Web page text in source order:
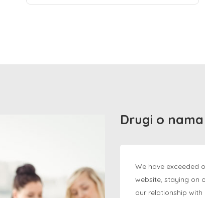
Drugi o nama
We have exceeded
website, staying on
our relationship